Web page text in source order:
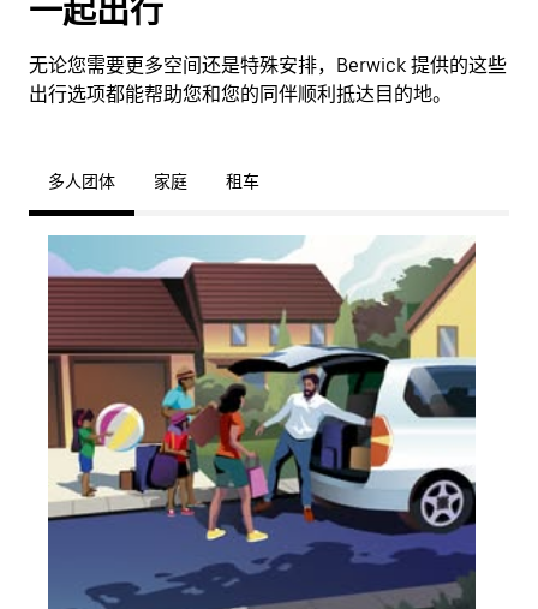
一起出行
无论您需要更多空间还是特殊安排，Berwick 提供的这些
出行选项都能帮助您和您的同伴顺利抵达目的地。
多人团体 家庭 租车